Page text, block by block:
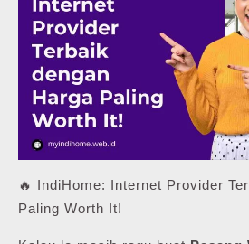
🔥 IndiHome: Internet Provider
Paling Worth It!